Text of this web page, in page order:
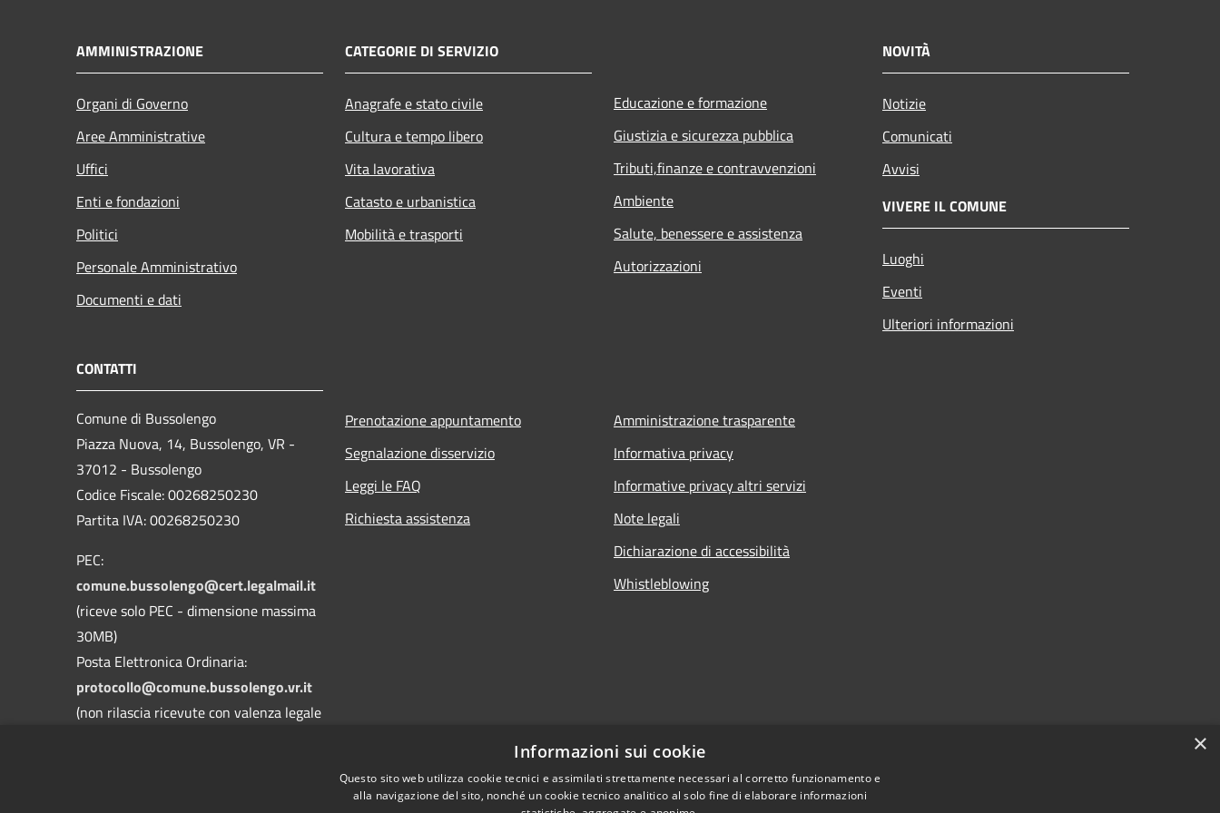
AMMINISTRAZIONE
Organi di Governo
Aree Amministrative
Uffici
Enti e fondazioni
Politici
Personale Amministrativo
Documenti e dati
CATEGORIE DI SERVIZIO
Anagrafe e stato civile
Cultura e tempo libero
Vita lavorativa
Catasto e urbanistica
Mobilità e trasporti
Educazione e formazione
Giustizia e sicurezza pubblica
Tributi,finanze e contravvenzioni
Ambiente
Salute, benessere e assistenza
Autorizzazioni
NOVITÀ
Notizie
Comunicati
Avvisi
VIVERE IL COMUNE
Luoghi
Eventi
Ulteriori informazioni
CONTATTI
Comune di Bussolengo
Piazza Nuova, 14, Bussolengo, VR -
37012 - Bussolengo
Codice Fiscale: 00268250230
Partita IVA: 00268250230
PEC:
comune.bussolengo@cert.legalmail.it
(riceve solo PEC - dimensione massima
30MB)
Posta Elettronica Ordinaria:
protocollo@comune.bussolengo.vr.it
(non rilascia ricevute con valenza legale
Prenotazione appuntamento
Segnalazione disservizio
Leggi le FAQ
Richiesta assistenza
Amministrazione trasparente
Informativa privacy
Informative privacy altri servizi
Note legali
Dichiarazione di accessibilità
Whistleblowing
×
Informazioni sui cookie
Questo sito web utilizza cookie tecnici e assimilati strettamente necessari al corretto funzionamento e
alla navigazione del sito, nonché un cookie tecnico analitico al solo fine di elaborare informazioni